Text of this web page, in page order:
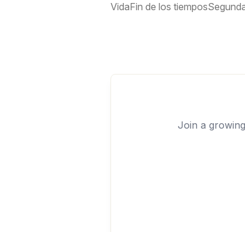
VidaFin de los tiempos
Join a